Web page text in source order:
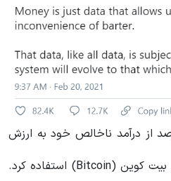
ماه جاری تسلا 7.7 درصد از درآمد ناخالص خود به ارزش
1.5 میلیارد دلار را برای خرید بیت کوین (Bitcoin) استفاده کرد.